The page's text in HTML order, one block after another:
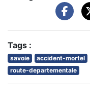
Tags :
savoie accident-mortel
route-departementale